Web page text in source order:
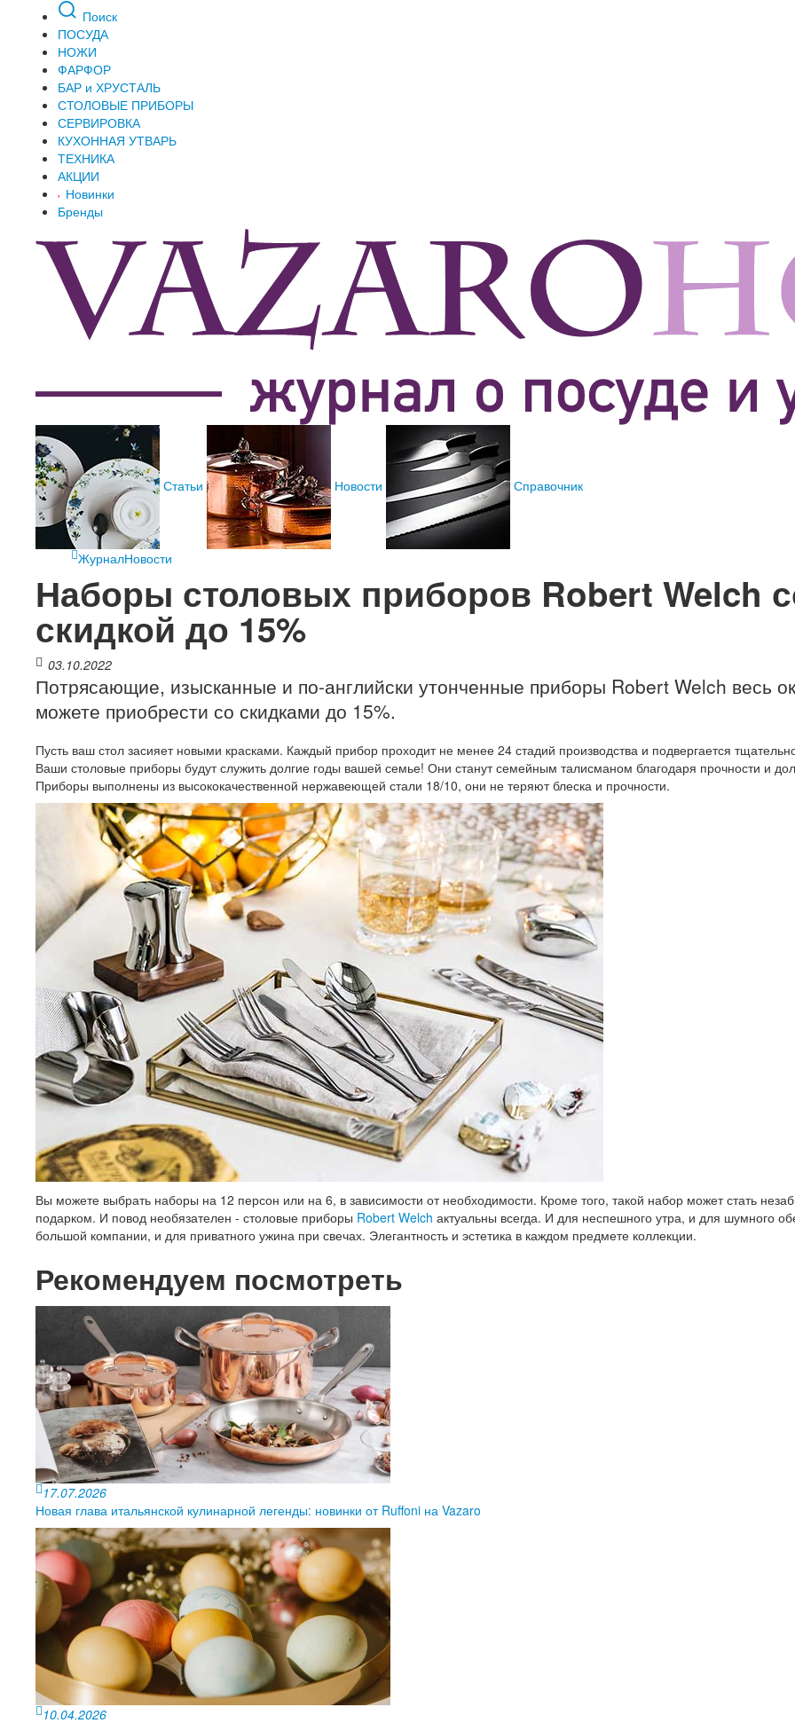
Поиск
ПОСУДА
НОЖИ
ФАРФОР
БАР и ХРУСТАЛЬ
СТОЛОВЫЕ ПРИБОРЫ
СЕРВИРОВКА
КУХОННАЯ УТВАРЬ
ТЕХНИКА
АКЦИИ
Новинки
Бренды
Статьи Новости Справочник
ЖурналНовости
Наборы столовых приборов Robert Welch
скидкой до 15%
03.10.2022
Потрясающие, изысканные и по-английски утонченные приборы Robert Welch весь
можете приобрести со скидками до 15%.
Пусть ваш стол засияет новыми красками. Каждый прибор проходит не менее 24 стадий производства и подвергается
Ваши столовые приборы будут служить долгие годы вашей семье! Они станут семейным талисманом благодаря прочности и
Приборы выполнены из высококачественной нержавеющей стали 18/10, они не теряют блеска и прочности.
Вы можете выбрать наборы на 12 персон или на 6, в зависимости от необходимости. Кроме того, такой набор может стать
подарком. И повод необязателен - столовые приборы Robert Welch актуальны всегда. И для неспешного утра, и для шумного
большой компании, и для приватного ужина при свечах. Элегантность и эстетика в каждом предмете коллекции.
Рекомендуем посмотреть
17.07.2026
Новая глава итальянской кулинарной легенды: новинки от Ruffoni на Vazaro
10.04.2026